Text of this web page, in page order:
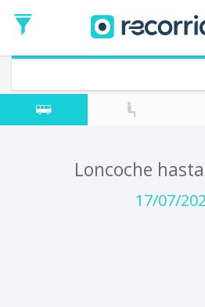
de
Ida
Vuelta (opcional)
Fecha
de
Loncoche
17/07/